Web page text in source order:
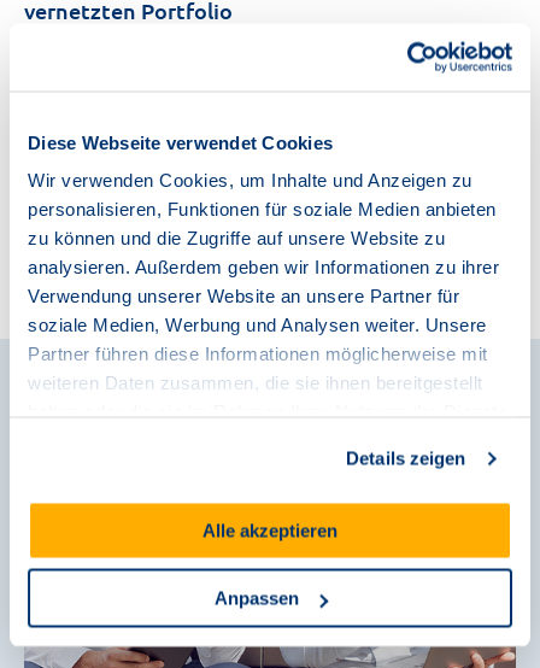
Diese Webseite verwendet Cookies
Wir verwenden Cookies, um Inhalte und Anzeigen zu
personalisieren, Funktionen für soziale Medien anbieten
zu können und die Zugriffe auf unsere Website zu
analysieren. Außerdem geben wir Informationen zu ihrer
Verwendung unserer Website an unsere Partner für
soziale Medien, Werbung und Analysen weiter. Unsere
Partner führen diese Informationen möglicherweise mit
weiteren Daten zusammen, die sie ihnen bereitgestellt
Details zeigen
Alle akzeptieren
Anpassen
vernetzten Portfolio
Phase 02: Individuelle Ausbaukonzepte
Phase 03: Skalierbare Umsetzung
Phase 04: Persönliche Betreuung